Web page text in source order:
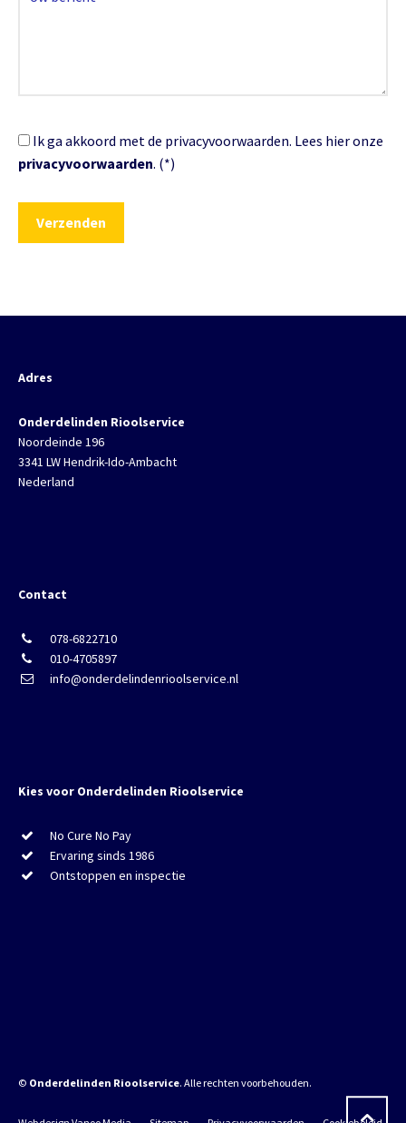
Ik ga akkoord met de privacyvoorwaarden. Lees hier onze
privacyvoorwaarden. (*)
Adres
Onderdelinden Rioolservice
Noordeinde 196
3341 LW Hendrik-Ido-Ambacht
Nederland
Contact
078-6822710
010-4705897
info@onderdelindenrioolservice.nl
Kies voor Onderdelinden Rioolservice
No Cure No Pay
Ervaring sinds 1986
Ontstoppen en inspectie
© Onderdelinden Rioolservice. Alle rechten voorbehouden.